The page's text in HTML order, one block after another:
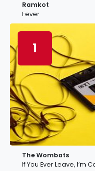
Ramkot
Fever
1
The Wombats
If You Ever Leave, I’m